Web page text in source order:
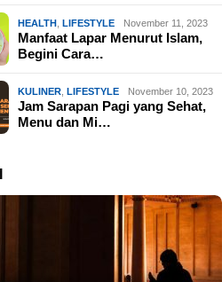
HEALTH ,LIFESTYLE November 11, 2023
Manfaat Lapar Menurut Islam,
Begini Cara…
KULINER ,LIFESTYLE November 10, 2023
Jam Sarapan Pagi yang Sehat,
Menu dan Mi…